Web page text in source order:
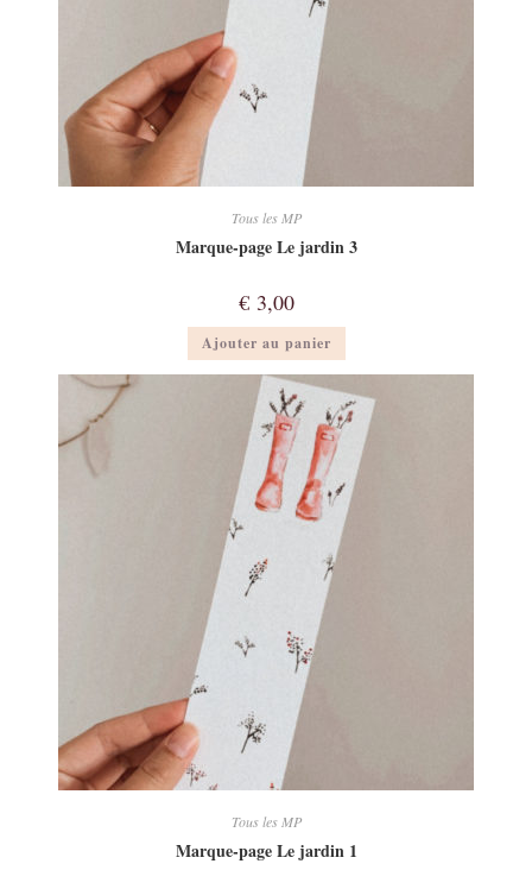
Tous les MP
Marque-page Le jardin 3
€3,00
Ajouter au panier
Tous les MP
Marque-page Le jardin 1